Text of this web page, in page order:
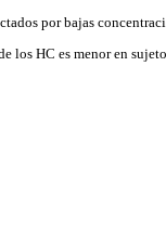
por bajas
HC es menor en